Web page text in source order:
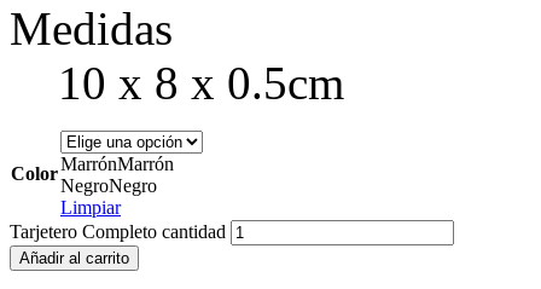
Medidas
10 x 8 x 0.5cm
ColorMarrónMarrón
NegroNegro
Limpiar
Tarjetero Completo cantidad
Añadir al carrito